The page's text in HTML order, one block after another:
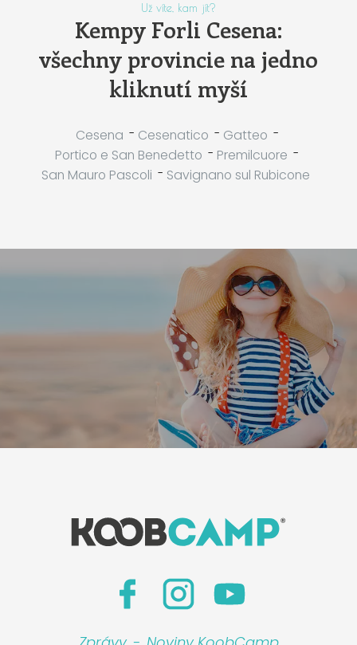
Už víte, kam jít?
Kempy Forli Cesena:
všechny provincie na jedno
kliknutí myší
Cesena - Cesenatico - Gatteo -
Portico e San Benedetto - Premilcuore -
San Mauro Pascoli - Savignano sul Rubicone